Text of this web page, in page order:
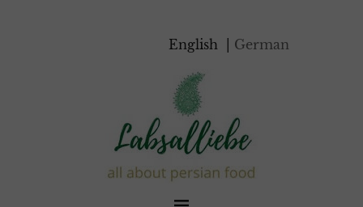
English German